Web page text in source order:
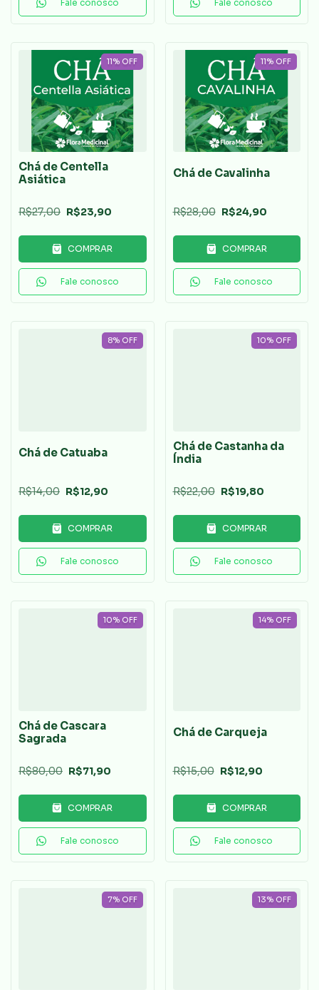
Fale conosco Fale conosco
11% OFF
Chá de Centella
Asiática
R$27,00 R$23,90
COMPRAR
Fale conosco
11% OFF
Chá de Cavalinha
R$28,00 R$24,90
COMPRAR
Fale conosco
8% OFF
Chá de Catuaba
R$14,00 R$12,90
COMPRAR
Fale conosco
10% OFF
Chá de Castanha da
Índia
R$22,00 R$19,80
COMPRAR
Fale conosco
10% OFF
Chá de Cascara
Sagrada
R$80,00 R$71,90
COMPRAR
Fale conosco
14% OFF
Chá de Carqueja
R$15,00 R$12,90
COMPRAR
Fale conosco
7% OFF 13% OFF